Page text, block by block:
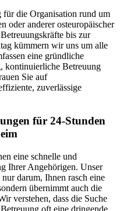
für die Organisation rund um
oder anderer osteuropäischer
bis zur
kümmern wir uns um alle
eine gründliche
kontinuierliche Betreuung
Sie auf
zuverlässige
für 24-Stunden
eine schnelle und
Ihrer Angehörigen. Unser
darum, Ihnen rasch eine
übernimmt auch die
verstehen, dass die Suche
oft eine dringende